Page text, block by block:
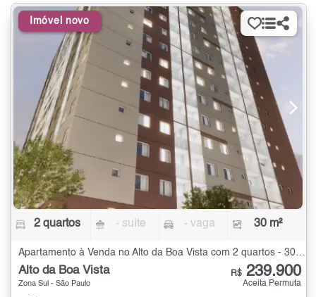
Imóvel novo
2 quartos - suíte - vaga 30 m²
Apartamento à Venda no Alto da Boa Vista com 2 quartos - 30 m²
Alto da Boa Vista
Zona Sul - São Paulo
R$ 239.900
Aceita Permuta